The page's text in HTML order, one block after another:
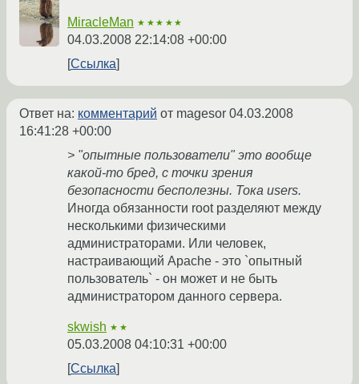
MiracleMan ★★★★★
04.03.2008 22:14:08 +00:00
Ссылка
Ответ на: комментарий от magesor 04.03.2008
16:41:28 +00:00
> "опытные пользователи" это вообще
какой-то бред, с точки зрения
безопасности бесполезны. Тока users.
Иногда обязанности root разделяют между
несколькими физическими
администраторами. Или человек,
настраивающий Apache - это `опытный
пользователь` - он может и не быть
администратором данного сервера.
skwish ★★
05.03.2008 04:10:31 +00:00
Ссылка